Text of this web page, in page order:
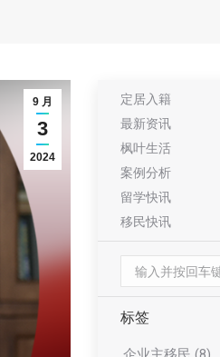
9 月
3
2024
定居入籍
最新资讯
枫叶生活
案例分析
留学快讯
移民快讯
Search:
标签